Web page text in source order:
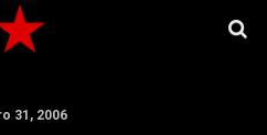
31, 2006